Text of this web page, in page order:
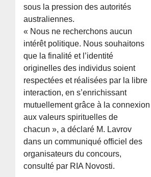
sous la pression des autorités
australiennes.
« Nous ne recherchons aucun
intérêt politique. Nous souhaitons
que la finalité et l’identité
originelles des individus soient
respectées et réalisées par la libre
interaction, en s’enrichissant
mutuellement grâce à la connexion
aux valeurs spirituelles de
chacun », a déclaré M. Lavrov
dans un communiqué officiel des
organisateurs du concours,
consulté par RIA Novosti.